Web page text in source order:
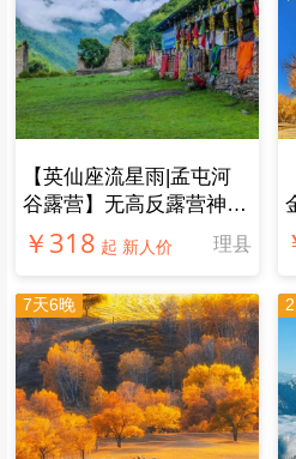
— 相关
2天1晚
【英仙座流星雨|冶勒湖2